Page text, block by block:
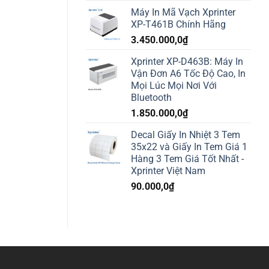
Máy In Mã Vạch Xprinter
XP-T461B Chính Hãng
3.450.000,0₫
Xprinter XP-D463B: Máy In
Vận Đơn A6 Tốc Độ Cao, In
Mọi Lúc Mọi Nơi Với
Bluetooth
1.850.000,0₫
Decal Giấy In Nhiệt 3 Tem
35x22 và Giấy In Tem Giá 1
Hàng 3 Tem Giá Tốt Nhất -
Xprinter Việt Nam
90.000,0₫